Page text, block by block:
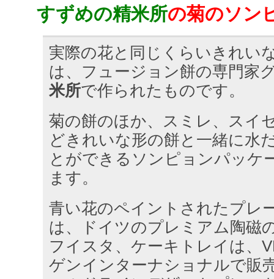
すずめの精米所の菊のソン
実際の花と同じくらいきれい
は、フュージョン餅の専門家
米所で作られたものです。
菊の餅のほか、スミレ、スイ
どきれいな形の餅と一緒に水
とができるソンピョンパッケ
ます。
青い花のペイントされたプレ
は、ドイツのプレミアム陶磁
フイスタ、ケーキトレイは、
ゲンインターナショナルで販